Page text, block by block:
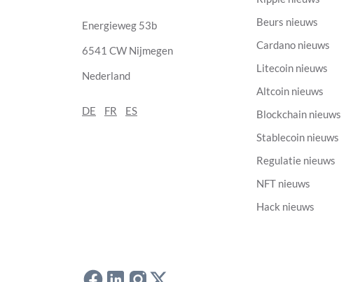
Energieweg 53b
6541 CW Nijmegen
Nederland
DE FR ES
Beurs nieuws
Cardano nieuws
Litecoin nieuws
Altcoin nieuws
Blockchain nieuws
Stablecoin nieuws
Regulatie nieuws
NFT nieuws
Hack nieuws